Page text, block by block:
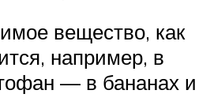
вещество, как
например, в
— в бананах и